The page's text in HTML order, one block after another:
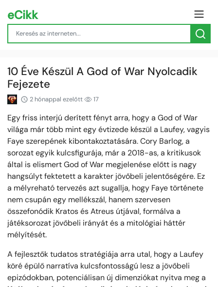
eCikk
10 Éve Készül A God of War Nyolcadik
Fejezete
2 hónappal ezelőtt 17
Egy friss interjú derített fényt arra, hogy a God of War
világa már több mint egy évtizede készül a Laufey, vagyis
Faye szerepének kibontakoztatására. Cory Barlog, a
sorozat egyik kulcsfigurája, már a 2018-as, a kritikusok
által is elismert God of War megjelenése előtt is nagy
hangsúlyt fektetett a karakter jövőbeli jelentőségére. Ez
a mélyreható tervezés azt sugallja, hogy Faye története
nem csupán egy mellékszál, hanem szervesen
összefonódik Kratos és Atreus útjával, formálva a
játéksorozat jövőbeli irányát és a mitológiai háttér
mélyítését.
A fejlesztők tudatos stratégiája arra utal, hogy a Laufey
köré épülő narratíva kulcsfontosságú lesz a jövőbeli
epizódokban, potenciálisan új dimenziókat nyitva meg a